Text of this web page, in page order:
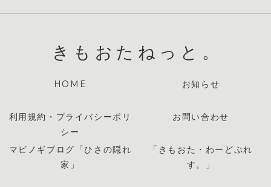
きもおたねっと。
HOME お知らせ
利用規約・プライバシーポリ
シー
お問い合わせ
マビノギブログ「ひさの隠れ
家」
「きもおた・わーどぷれ
す。」